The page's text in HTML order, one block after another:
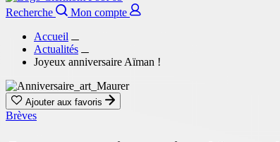
Recherche
Mon compte
Accueil
Actualités
Joyeux anniversaire Aïman !
Ajouter aux favoris
Brèves